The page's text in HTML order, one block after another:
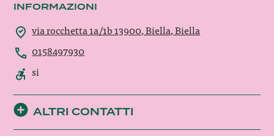
INFORMAZIONI
via rocchetta 1a/1b 13900, Biella, Biella
0158497930
si
ALTRI CONTATTI